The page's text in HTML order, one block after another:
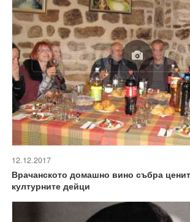
12.12.2017
Врачанското домашно вино събра
културните дейци